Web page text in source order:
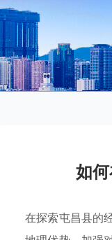
如
在探索屯昌县的